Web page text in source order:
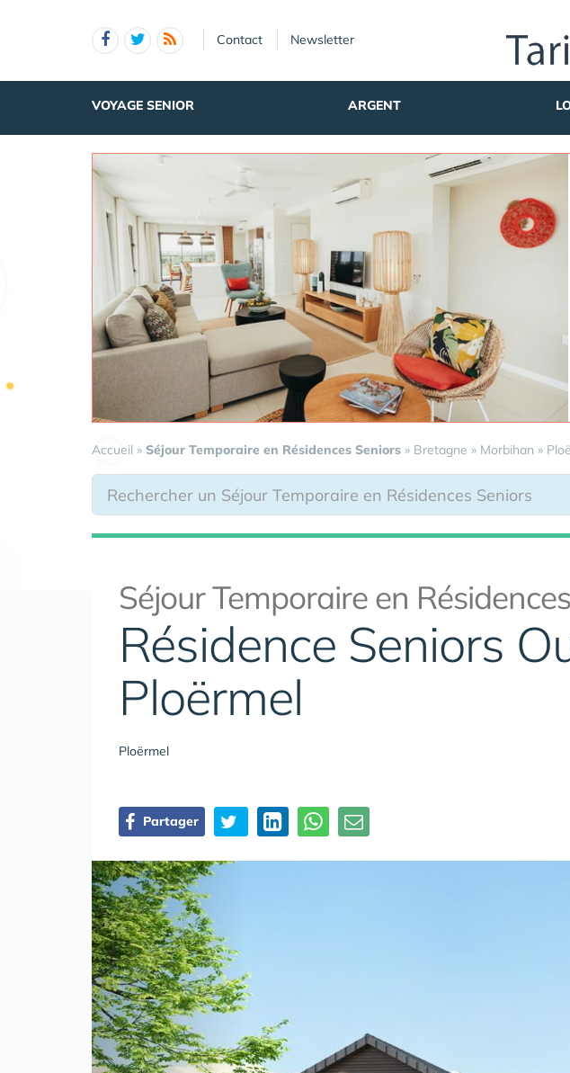
Contact Newsletter
VOYAGE SENIOR ARGENT
Accueil » Séjour Temporaire en Résidences Seniors » Bretagne » Morbihan »
Séjour Temporaire en
Résidence Seniors
Ploërmel
Ploërmel
Partager